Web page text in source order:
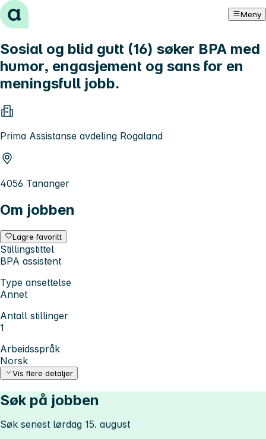
Hopp til innhold Meny
Sosial og blid gutt (16) søker BPA med
humor, engasjement og sans for en
meningsfull jobb.
Prima Assistanse avdeling Rogaland
4056 Tananger
Om jobben
Lagre favoritt
Stillingstittel
BPA assistent
Type ansettelse
Annet
Antall stillinger
1
Arbeidsspråk
Norsk
Vis flere detaljer
Søk på jobben
Søk senest lørdag 15. august